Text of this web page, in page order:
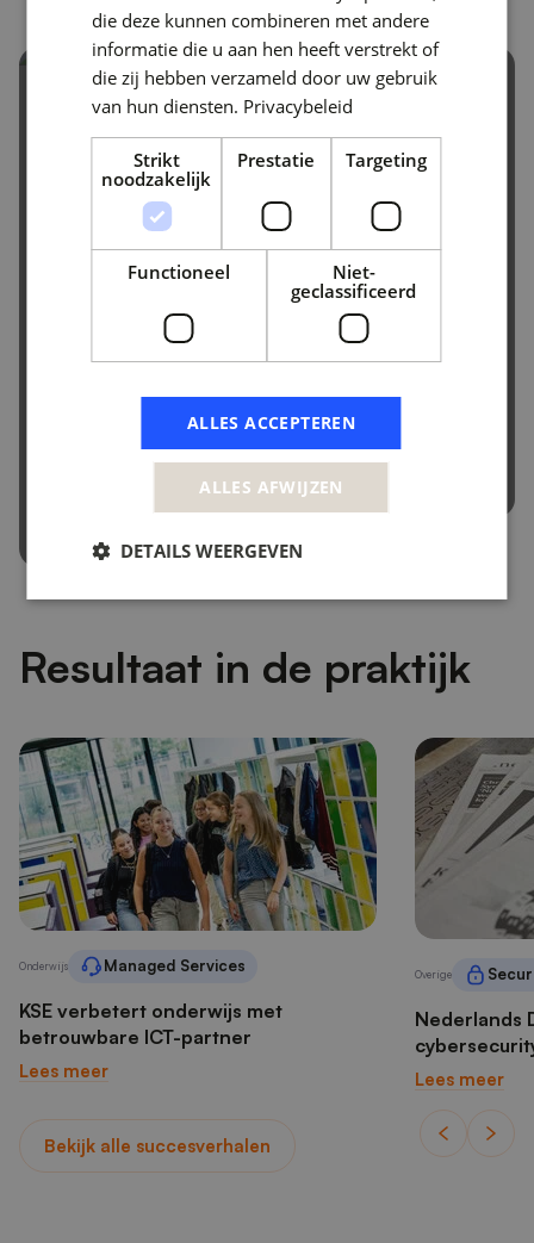
“Delta-N heeft ons geholpen inzicht te
krijgen in de aandachtspunten qua
informatiebeveiliging. We weten nu
veel beter waar we staan en hoe we
cybersecurity op orde kunnen brengen.
Daardoor kunnen we de veiligheid van
Marco Kenson
CTO | GCO Global
Resultaat in de praktijk
Onderwijs Managed Services
KSE verbetert onderwijs met
betrouwbare ICT-partner
Lees meer
Overige
Nederlands
Lees meer
Bekijk alle succesverhalen
die deze kunnen combineren met andere
informatie die u aan hen heeft verstrekt of
die zij hebben verzameld door uw gebruik
van hun diensten. Privacybeleid
Strikt
noodzakelijk
Prestatie Targeting
Functioneel
Niet-
geclassificeerd
ALLES ACCEPTEREN
ALLES AFWIJZEN
DETAILS WEERGEVEN